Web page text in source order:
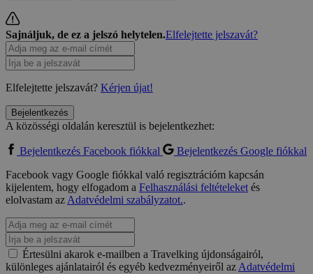
Sajnáljuk, de ez a jelszó helytelen.Elfelejtette jelszavát?
Elfelejtette jelszavát? Kérjen újat!
Bejelentkezés
A közösségi oldalán keresztül is bejelentkezhet:
Bejelentkezés Facebook fiókkal
Bejelentkezés Google fiókkal
Facebook vagy Google fiókkal való regisztrációm kapcsán
kijelentem, hogy elfogadom a Felhasználási feltételeketés
elolvastam azAdatvédelmi szabályzatot..
Értesülni akarok e-mailben a Travelking újdonságairól,
különleges ajánlatairól és egyéb kedvezményeiről azAdatvédelmi